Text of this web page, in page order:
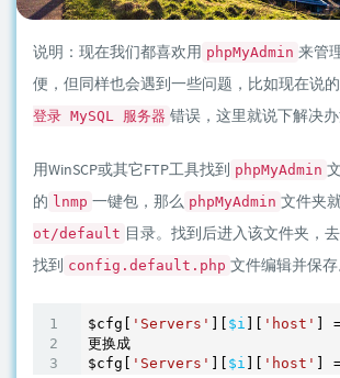
说明：现在我们都喜欢用 phpMyAdmin 来管
便，但同样也会遇到一些问题，比如现在说
登录 MySQL 服务器 错误，这里就说下解决办
用WinSCP或其它FTP工具找到 phpMyAdmin
的 lnmp 一键包，那么 phpMyAdmin 文件夹
ot/default 目录。找到后进入该文件夹，去
找到 config.default.php 文件编辑并保存
$cfg[ 'Servers' $i 'host'
]
更换成
$cfg[
'Servers' $i 'host'